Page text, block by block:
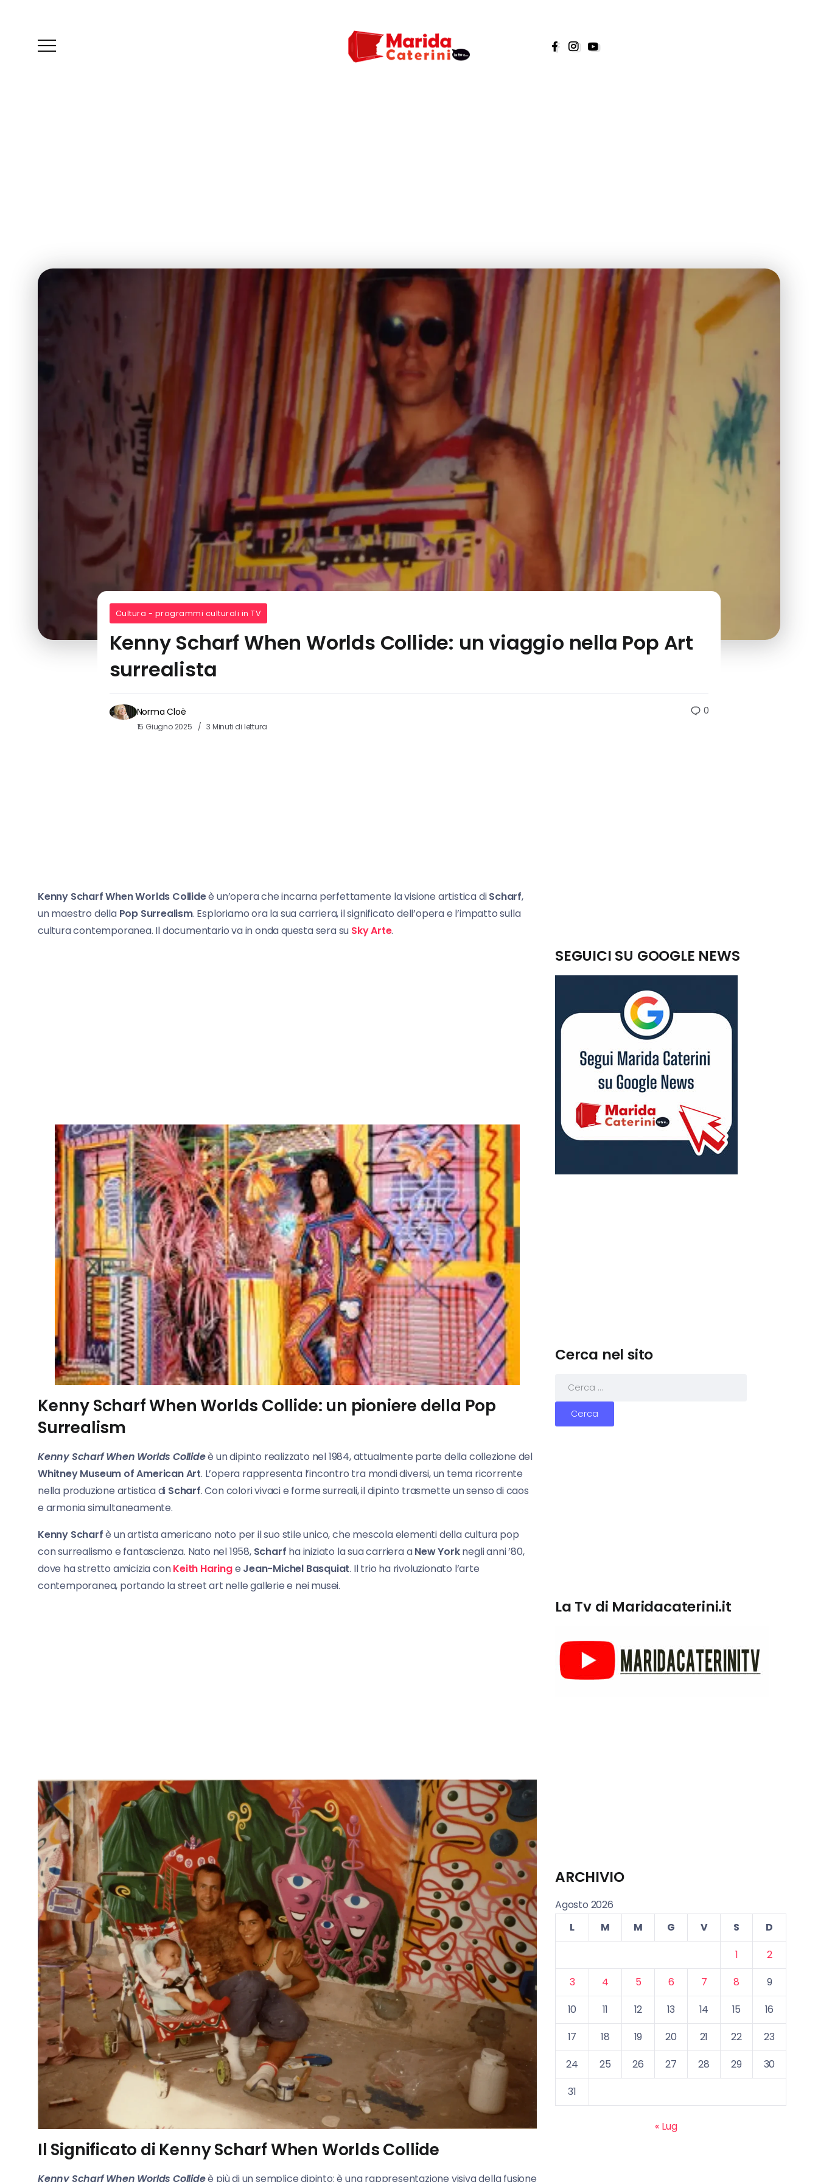
Cultura - programmi culturali in TV
Kenny Scharf When Worlds Collide: un viaggio nella Pop Art
surrealista
Norma Cloè
15 Giugno 2025 3 Minuti di lettura
0
Kenny Scharf When Worlds Collideè un’opera che incarna perfettamente la visione artistica diScharf,
un maestro della Pop Surrealism. Esploriamo ora la sua carriera, il significato dell’opera e l’impatto sulla
cultura contemporanea. Il documentario va in onda questa sera su Sky Arte.
Kenny Scharf When Worlds Collide: un pioniere della Pop
Surrealism
Kenny Scharf When Worlds Collideè un dipinto realizzato nel 1984, attualmente parte della collezione del
Whitney Museum of American Art. L’opera rappresenta l’incontro tra mondi diversi, un tema ricorrente
nella produzione artistica di Scharf. Con colori vivaci e forme surreali, il dipinto trasmette un senso di caos
e armonia simultaneamente.
Kenny Scharfè un artista americano noto per il suo stile unico, che mescola elementi della cultura pop
con surrealismo e fantascienza. Nato nel 1958, Scharf ha iniziato la sua carriera aNew Yorknegli anni ’80,
dove ha stretto amicizia conKeith Haringe Jean-Michel Basquiat. Il trio ha rivoluzionato l’arte
contemporanea, portando la street art nelle gallerie e nei musei.
Il Significato di Kenny Scharf When Worlds Collide
Kenny Scharf When Worlds Collideè più di un semplice dipinto: è una rappresentazione visiva della fusione
SEGUICI SU GOOGLE NEWS
Cerca nel sito
La Tv di Maridacaterini.it
ARCHIVIO
Agosto 2026
L
M M G V S
D
1
2
3
4 5 6 7 8
9
10
11 12 13 14 15
16
17
18 19 20 21 22
23
24
25 26 27 28 29
30
31
« Lug